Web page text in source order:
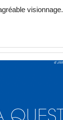
visionnage.